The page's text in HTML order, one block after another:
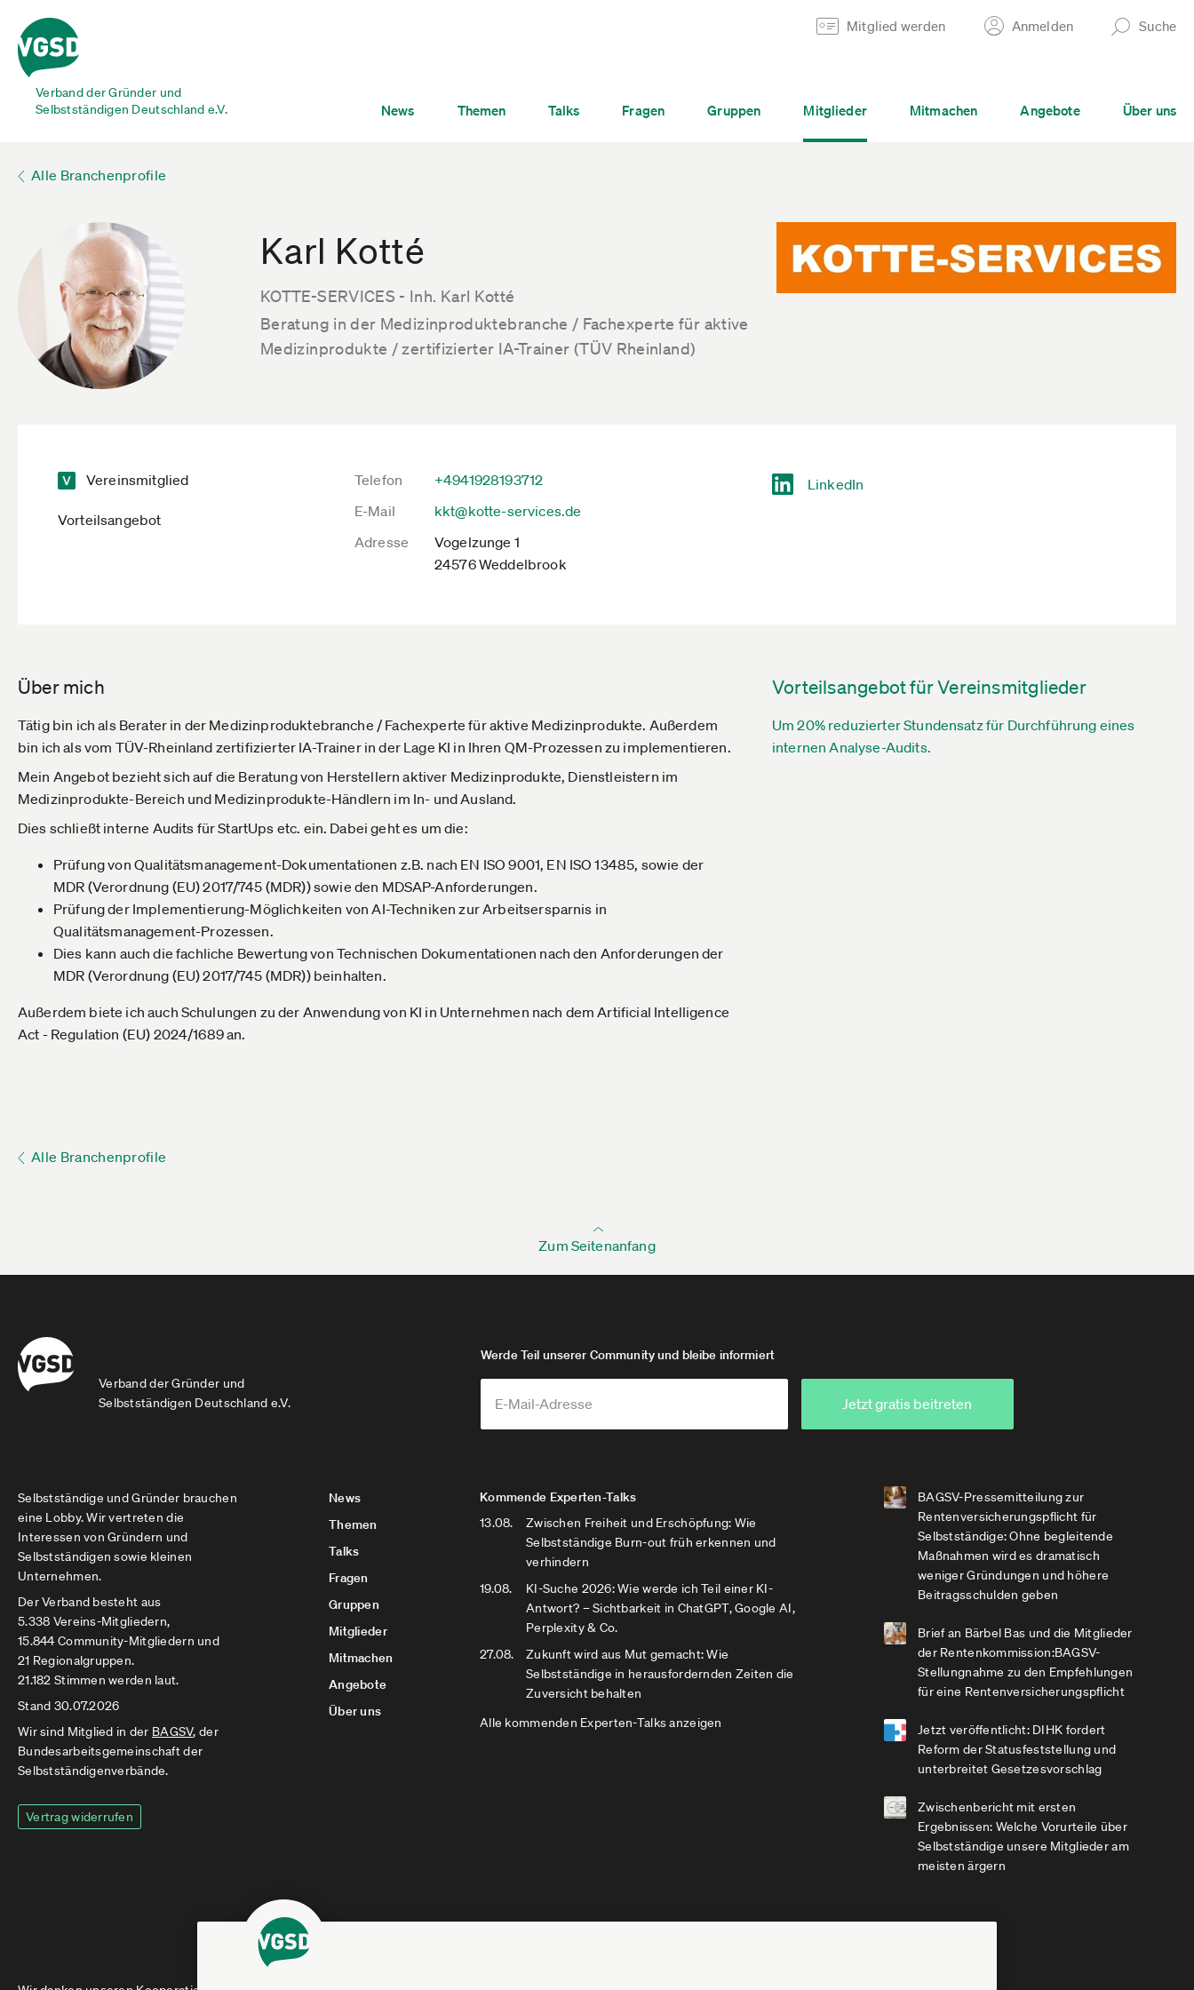
Verband der Gründer und
Selbstständigen Deutschland e.V.
Mitglied werden Anmelden Suche
News Themen Talks Fragen Gruppen Mitglieder Mitmachen Angebote Über uns
Alle Branchenprofile
Karl Kotté
KOTTE-SERVICES - Inh. Karl Kotté
Beratung in der Medizinproduktebranche / Fachexperte für aktive
Medizinprodukte / zertifizierter IA-Trainer (TÜV Rheinland)
Vereinsmitglied
Vorteilsangebot
Telefon
+4941928193712
E-Mail
kkt@kotte-services.de
Adresse
Vogelzunge 1
24576 Weddelbrook
LinkedIn
Über mich
Tätig bin ich als Berater in der Medizinproduktebranche / Fachexperte für aktive Medizinprodukte. Außerdem
bin ich als vom TÜV-Rheinland zertifizierter IA-Trainer in der Lage KI in Ihren QM-Prozessen zu implementieren.
Mein Angebot bezieht sich auf die Beratung von Herstellern aktiver Medizinprodukte, Dienstleistern im
Medizinprodukte-Bereich und Medizinprodukte-Händlern im In- und Ausland.
Dies schließt interne Audits für StartUps etc. ein. Dabei geht es um die:
Prüfung von Qualitätsmanagement-Dokumentationen z.B. nach EN ISO 9001, EN ISO 13485, sowie der
MDR (Verordnung (EU) 2017/745 (MDR)) sowie den MDSAP-Anforderungen.
Prüfung der Implementierung-Möglichkeiten von AI-Techniken zur Arbeitsersparnis in
Qualitätsmanagement-Prozessen.
Dies kann auch die fachliche Bewertung von Technischen Dokumentationen nach den Anforderungen der
MDR (Verordnung (EU) 2017/745 (MDR)) beinhalten.
Außerdem biete ich auch Schulungen zu der Anwendung von KI in Unternehmen nach dem Artificial Intelligence
Act - Regulation (EU) 2024/1689 an.
Vorteilsangebot für Vereinsmitglieder
Um 20% reduzierter Stundensatz für Durchführung eines
internen Analyse-Audits.
Alle Branchenprofile
Zum Seitenanfang
Verband der Gründer und
Selbstständigen Deutschland e.V.
Werde Teil unserer Community und bleibe informiert
Jetzt gratis beitreten
Selbstständige und Gründer brauchen
eine Lobby. Wir vertreten die
Interessen von Gründern und
Selbstständigen sowie kleinen
Unternehmen.
Der Verband besteht aus
5.338 Vereins-Mitgliedern,
15.844 Community-Mitgliedern und
21 Regionalgruppen.
21.182 Stimmen werden laut.
Stand 30.07.2026
Wir sind Mitglied in der BAGSV, der
Bundesarbeitsgemeinschaft der
Selbstständigenverbände.
Vertrag widerrufen
News
Themen
Talks
Fragen
Gruppen
Mitglieder
Mitmachen
Angebote
Über uns
Kommende Experten-Talks
13.08.
Zwischen Freiheit und Erschöpfung: Wie
Selbstständige Burn-out früh erkennen und
verhindern
19.08.
KI-Suche 2026: Wie werde ich Teil einer KI-
Antwort? – Sichtbarkeit in ChatGPT, Google AI,
Perplexity & Co.
27.08.
Zukunft wird aus Mut gemacht: Wie
Selbstständige in herausfordernden Zeiten die
Zuversicht behalten
Alle kommenden Experten-Talks anzeigen
BAGSV-Pressemitteilung zur
Rentenversicherungspflicht für
Selbstständige: Ohne begleitende
Maßnahmen wird es dramatisch
weniger Gründungen und höhere
Beitragsschulden geben
Brief an Bärbel Bas und die Mitglieder
der Rentenkommission:BAGSV-
Stellungnahme zu den Empfehlungen
für eine Rentenversicherungspflicht
Jetzt veröffentlicht: DIHK fordert
Reform der Statusfeststellung und
unterbreitet Gesetzesvorschlag
Zwischenbericht mit ersten
Ergebnissen: Welche Vorurteile über
Selbstständige unsere Mitglieder am
meisten ärgern